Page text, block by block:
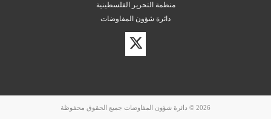
منظمة التحرير الفلسطينية
دائرة شؤون المفاوضات
زيارة
حسابنا
على
2026 © دائرة شؤون المفاوضات جميع الحقوق محفوظة